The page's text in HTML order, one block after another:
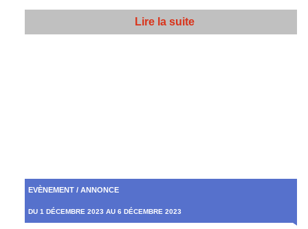
Lire la suite
EVÈNEMENT / ANNONCE
DU 1 DÉCEMBRE 2023 AU 6 DÉCEMBRE 2023